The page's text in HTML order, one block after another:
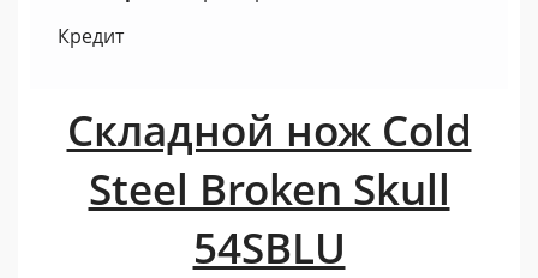
Кредит
Складной нож Cold
Steel Broken Skull
54SBLU